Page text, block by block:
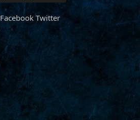
Facebook Twitter